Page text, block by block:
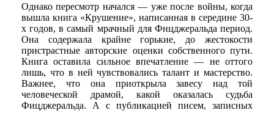
Однако пересмотр начался — уже после войны, когда
вышла книга «Крушение», написанная в середине 30-
х годов, в самый мрачный для Фнцджеральда период.
Она содержала крайне горькие, до жестокости
пристрастные авторские оценки собственного пути.
Книга оставила сильное впечатление — не оттого
лишь, что в ней чувствовались талант и мастерство.
Важнее, что она приоткрыла завесу над той
человеческой драмой, какой оказалась судьба
Фицджеральда. А с публикацией писем, записных